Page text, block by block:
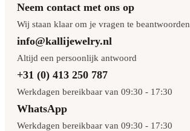
Neem contact met ons op
Wij staan klaar om je vragen te beantwoorden
info@kallijewelry.nl
Altijd een persoonlijk antwoord
+31 (0) 413 250 787
Werkdagen bereikbaar van 09:30 - 17:30
WhatsApp
Werkdagen bereikbaar van 09:30 - 17:30